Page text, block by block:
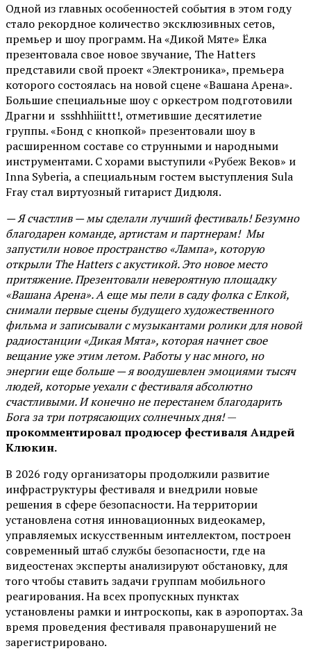
Одной из главных особенностей события в этом году
стало рекордное количество эксклюзивных сетов,
премьер и шоу программ. На «Дикой Мяте» Ёлка
презентовала свое новое звучание, The Hatters
представили свой проект «Электроника», премьера
которого состоялась на новой сцене «Вашана Арена».
Большие специальные шоу с оркестром подготовили
Драгни и ssshhhiiittt!, отметившие десятилетие
группы. «Бонд с кнопкой» презентовали шоу в
расширенном составе со струнными и народными
инструментами. С хорами выступили «Рубеж Веков» и
Inna Syberia, а специальным гостем выступления Sula
Fray стал виртуозный гитарист Дидюля.
— Я счастлив — мы сделали лучший фестиваль! Безумно
благодарен команде, артистам и партнерам! Мы
запустили новое пространство «Лампа», которую
открыли The Hatters с акустикой. Это новое место
притяжение. Презентовали невероятную площадку
«Вашана Арена». А еще мы пели в саду фолка с Елкой,
снимали первые сцены будущего художественного
фильма и записывали с музыкантами ролики для новой
радиостанции «Дикая Мята», которая начнет свое
вещание уже этим летом. Работы у нас много, но
энергии еще больше — я воодушевлен эмоциями тысяч
людей, которые уехали с фестиваля абсолютно
счастливыми. И конечно не перестанем благодарить
Бога за три потрясающих солнечных дня!—
прокомментировал продюсер фестиваля Андрей
Клюкин.
В 2026 году организаторы продолжили развитие
инфраструктуры фестиваля и внедрили новые
решения в сфере безопасности. На территории
установлена сотня инновационных видеокамер,
управляемых искусственным интеллектом, построен
современный штаб службы безопасности, где на
видеостенах эксперты анализируют обстановку, для
того чтобы ставить задачи группам мобильного
реагирования. На всех пропускных пунктах
установлены рамки и интроскопы, как в аэропортах. За
время проведения фестиваля правонарушений не
зарегистрировано.